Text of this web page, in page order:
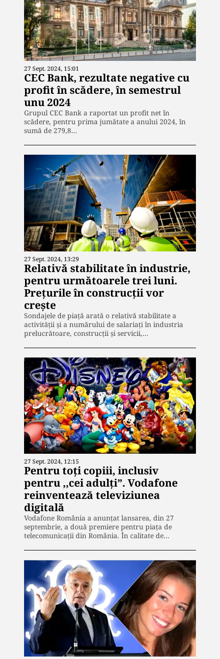
27 Sept. 2024, 15:01
CEC Bank, rezultate negative cu
profit în scădere, în semestrul
unu 2024
Grupul CEC Bank a raportat un profit net în
scădere, pentru prima jumătate a anului 2024, în
sumă de 279,8…
27 Sept. 2024, 13:29
Relativă stabilitate în industrie,
pentru următoarele trei luni.
Prețurile în construcții vor
crește
Sondajele de piață arată o relativă stabilitate a
activității și a numărului de salariați în industria
prelucrătoare, construcții și servicii,…
27 Sept. 2024, 12:15
Pentru toți copiii, inclusiv
pentru ,,cei adulți”. Vodafone
reinventează televiziunea
digitală
Vodafone România a anunțat lansarea, din 27
septembrie, a două premiere pentru piața de
telecomunicații din România. În calitate de…